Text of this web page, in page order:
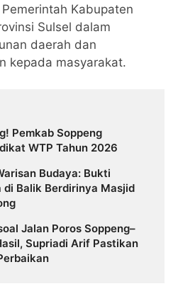
Kabupaten
Sulsel dalam
daerah dan
kepada masyarakat.
Pemkab Soppeng
WTP Tahun 2026
Budaya: Bukti
di Balik Berdirinya Masjid
Jalan Poros Soppeng–
Supriadi Arif Pastikan